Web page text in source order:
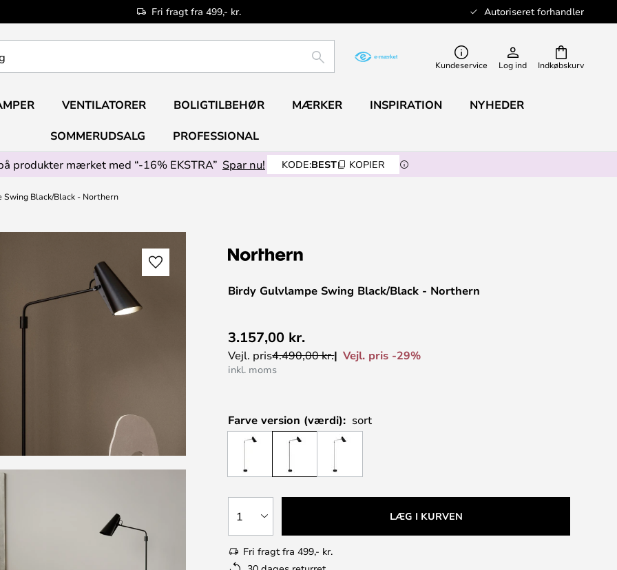
Fri fragt fra 499,- kr. Autoriseret forhandler
Indkøbskurv
SØG Kundeservice Log ind
VENTILATORER BOLIGTILBEHØR MÆRKER INSPIRATION NYHEDER
SOMMERUDSALG
PROFESSIONAL
produkter mærket med “-16% EKSTRA” Spar nu! KODE:BEST KOPIER
Swing Black/Black - Northern
Birdy Gulvlampe Swing Black/Black - Northern
3.157,00 kr.
Vejl. pris4.490,00 kr. Vejl. pris -29%
inkl. moms
Farve version (værdi): sort
1 LÆG I KURVEN
Fri fragt fra 499,- kr.